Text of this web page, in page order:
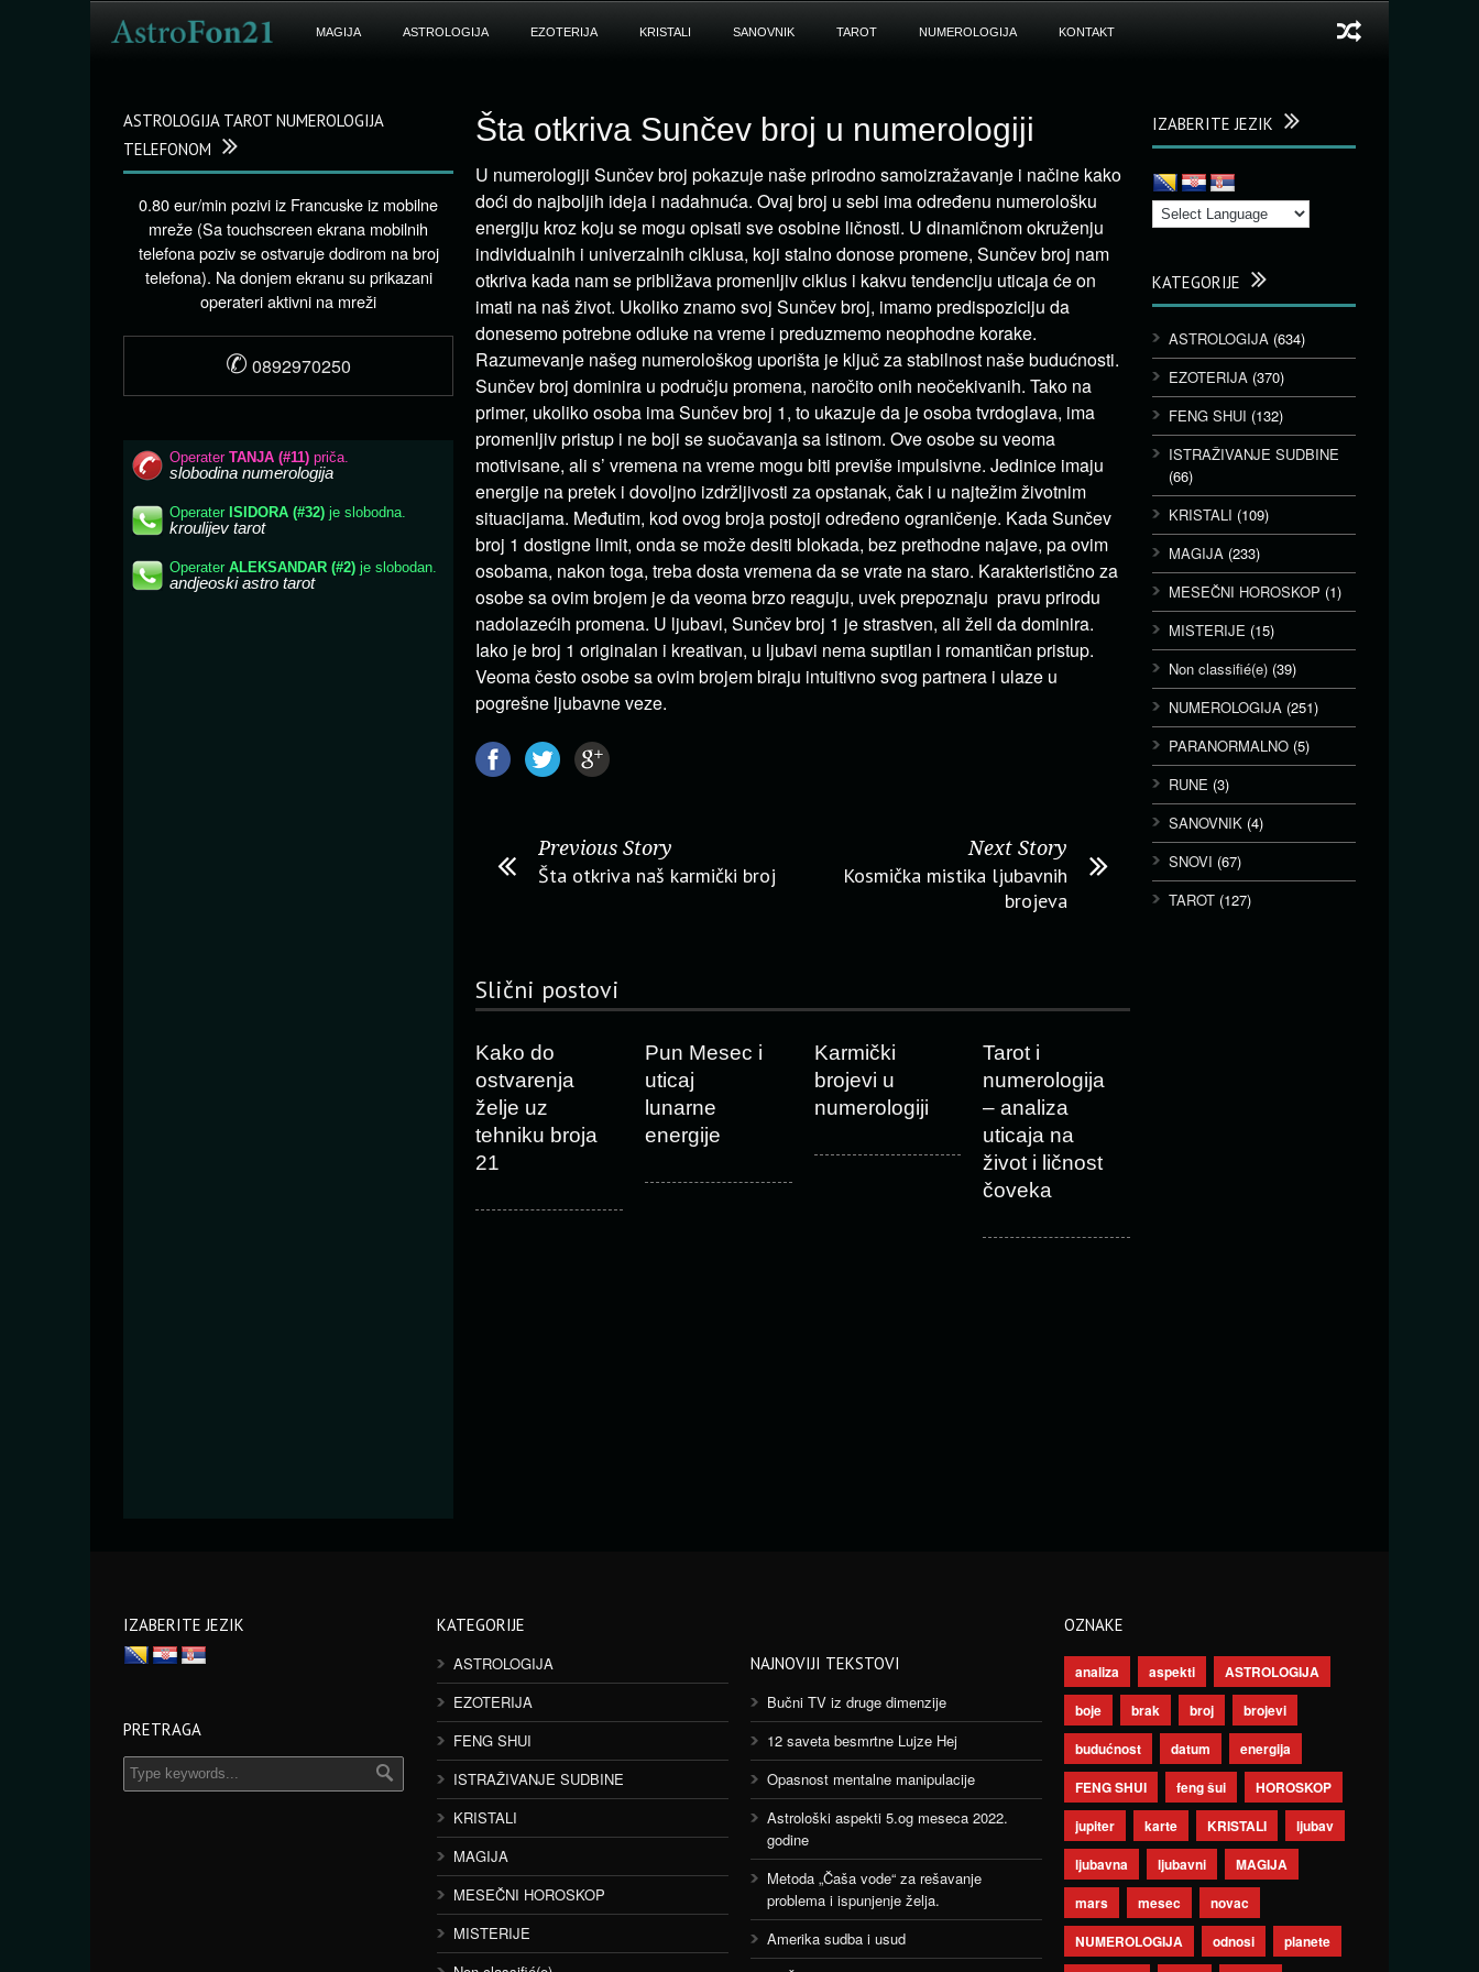
MAGIJA ASTROLOGIJA EZOTERIJA KRISTALI SANOVNIK TAROT NUMEROLOGIJA KONTAKT
Šta otkriva Sunčev broj u numerologiji
U numerologiji Sunčev broj pokazuje naše prirodno samoizražavanje i načine kako
doći do najboljih ideja i nadahnuća. Ovaj broj u sebi ima određenu numerološku
energiju kroz koju se mogu opisati sve osobine ličnosti. U dinamičnom okruženju
individualnih i univerzalnih ciklusa, koji stalno donose promene, Sunčev broj nam
otkriva kada nam se približava promenljiv ciklus i kakvu tendenciju uticaja će on
imati na naš život. Ukoliko znamo svoj Sunčev broj, imamo predispoziciju da
donesemo potrebne odluke na vreme i preduzmemo neophodne korake.
Razumevanje našeg numerološkog uporišta je ključ za stabilnost naše budućnosti.
Sunčev broj dominira u području promena, naročito onih neočekivanih. Tako na
primer, ukoliko osoba ima Sunčev broj 1, to ukazuje da je osoba tvrdoglava, ima
promenljiv pristup i ne boji se suočavanja sa istinom. Ove osobe su veoma
motivisane, ali s’ vremena na vreme mogu biti previše impulsivne. Jedinice imaju
energije na pretek i dovoljno izdržljivosti za opstanak, čak i u najtežim životnim
situacijama. Međutim, kod ovog broja postoji određeno ograničenje. Kada Sunčev
broj 1 dostigne limit, onda se može desiti blokada, bez prethodne najave, pa ovim
osobama, nakon toga, treba dosta vremena da se vrate na staro. Karakteristično za
osobe sa ovim brojem je da veoma brzo reaguju, uvek prepoznaju pravu prirodu
nadolazećih promena. U ljubavi, Sunčev broj 1 je strastven, ali želi da dominira.
Iako je broj 1 originalan i kreativan, u ljubavi nema suptilan i romantičan pristup.
Veoma često osobe sa ovim brojem biraju intuitivno svog partnera i ulaze u
pogrešne ljubavne veze.
Previous Story
Šta otkriva naš karmički broj
Next Story
Kosmička mistika ljubavnih
brojeva
Slični postovi
Kako do
ostvarenja
želje uz
tehniku broja
21
Pun Mesec i
uticaj
lunarne
energije
Karmički
brojevi u
numerologiji
Tarot i
numerologija
– analiza
uticaja na
život i ličnost
čoveka
IZABERITE JEZIK
KATEGORIJE
ASTROLOGIJA (634)
EZOTERIJA (370)
FENG SHUI (132)
ISTRAŽIVANJE SUDBINE
(66)
KRISTALI (109)
MAGIJA (233)
MESEČNI HOROSKOP (1)
MISTERIJE (15)
Non classifié(e) (39)
NUMEROLOGIJA (251)
PARANORMALNO (5)
RUNE (3)
SANOVNIK (4)
SNOVI (67)
TAROT (127)
ASTROLOGIJA TAROT NUMEROLOGIJA
TELEFONOM
0.80 eur/min pozivi iz Francuske iz mobilne
mreže (Sa touchscreen ekrana mobilnih
telefona poziv se ostvaruje dodirom na broj
telefona). Na donjem ekranu su prikazani
operateri aktivni na mreži
✆ 0892970250
IZABERITE JEZIK
PRETRAGA
KATEGORIJE
ASTROLOGIJA
EZOTERIJA
FENG SHUI
ISTRAŽIVANJE SUDBINE
KRISTALI
MAGIJA
MESEČNI HOROSKOP
MISTERIJE
NAJNOVIJI TEKSTOVI
Bučni TV iz druge dimenzije
12 saveta besmrtne Lujze Hej
Opasnost mentalne manipulacije
Astrološki aspekti 5.og meseca 2022.
godine
Metoda „Čaša vode“ za rešavanje
problema i ispunjenje želja.
Amerika sudba i usud
OZNAKE
analiza aspekti
ASTROLOGIJA
boje
brak broj
brojevi
budućnost
datum
energija
FENG SHUI
feng šui
HOROSKOP
jupiter
karte KRISTALI
ljubav
ljubavna
ljubavni
MAGIJA
mars
mesec
novac
NUMEROLOGIJA
odnosi
planete